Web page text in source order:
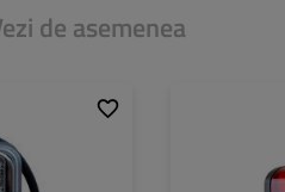
de asemenea